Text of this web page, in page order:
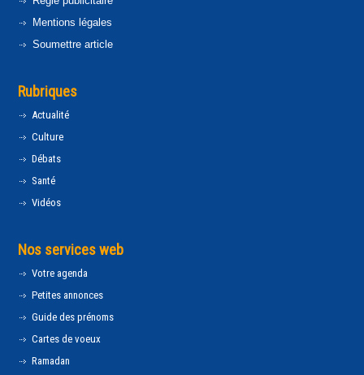
Mentions légales
Soumettre article
Rubriques
Actualité
Culture
Débats
Santé
Vidéos
Nos services web
Votre agenda
Petites annonces
Guide des prénoms
Cartes de voeux
Ramadan